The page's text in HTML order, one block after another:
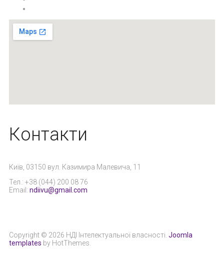
Контакти
Київ, 03150 вул. Казимира Малевича, 11
Тел.: +38 (044) 200 08 76
Email: ndiivu@gmail.com
Copyright © 2026 НДІ Інтелектуальної власності. Joomla
templates by HotThemes.